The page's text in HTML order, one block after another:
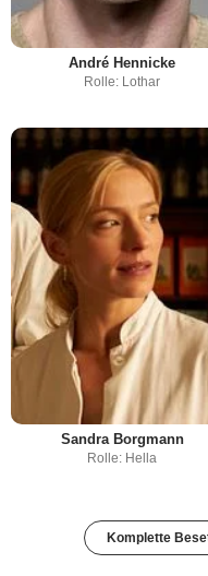
André Hennicke
Rolle: Lothar
Sandra Borgmann
Rolle: Hella
Komplette